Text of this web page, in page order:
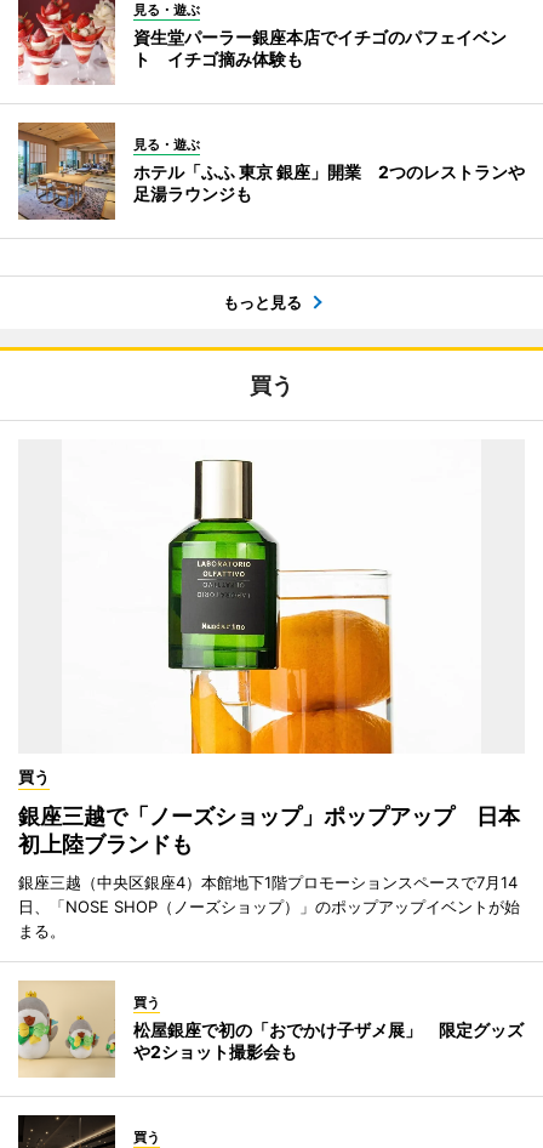
見る・遊ぶ
資生堂パーラー銀座本店でイチゴのパフェイベン
ト イチゴ摘み体験も
見る・遊ぶ
ホテル「ふふ 東京 銀座」開業 2つのレストランや
足湯ラウンジも
もっと見る
買う
買う
銀座三越で「ノーズショップ」ポップアップ 日本
初上陸ブランドも
銀座三越（中央区銀座4）本館地下1階プロモーションスペースで7月14
日、「NOSE SHOP（ノーズショップ）」のポップアップイベントが始
まる。
買う
松屋銀座で初の「おでかけ子ザメ展」 限定グッズ
や2ショット撮影会も
買う